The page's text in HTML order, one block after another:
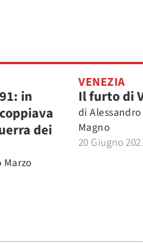
in
dei
Marzo
VENEZIA
Il furto di
di
Magno
20 Giugno